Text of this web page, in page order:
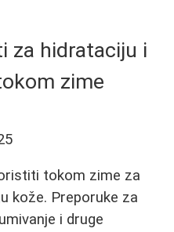
za hidrataciju i
zime
tokom zime za
kože. Preporuke za
i druge